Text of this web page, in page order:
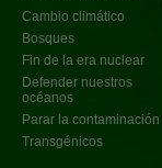
Cambio climático
Bosques
Fin de la era nuclear
Defender nuestros
océanos
Parar la contaminación
Transgénicos